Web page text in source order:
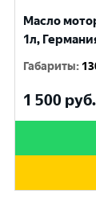
Масло
1л,
Габариты:
1 500 руб.